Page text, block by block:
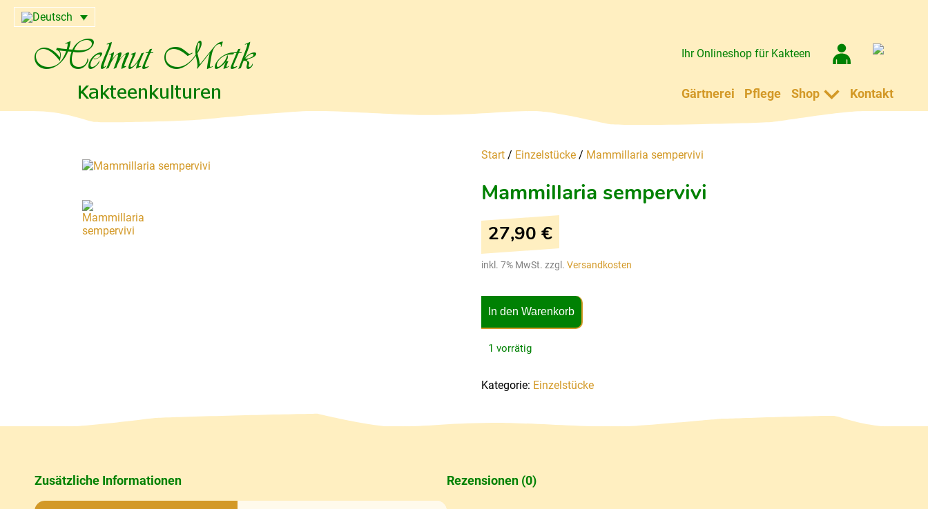
Ihr Onlineshop für Kakteen
Gärtnerei Pflege Shop Kontakt
Start / Einzelstücke / Mammillaria sempervivi
Mammillaria sempervivi
27,90 €
inkl. 7% MwSt. zzgl. Versandkosten
In den Warenkorb
1 vorrätig
Kategorie: Einzelstücke
Zusätzliche Informationen Rezensionen (0)